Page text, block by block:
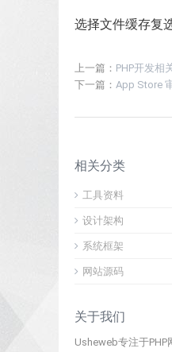
选择文件缓存复
上一篇： PHP开发相
下一篇： App Store
相关分类
工具资料
设计架构
系统框架
网站源码
关于我们
Usheweb专注于